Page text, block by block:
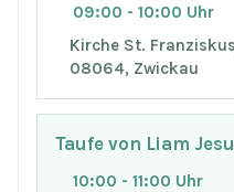
09:00 - 10:00 Uhr
Kirche St.
08064, Zwickau
Taufe von Liam
10:00 - 11:00 Uhr